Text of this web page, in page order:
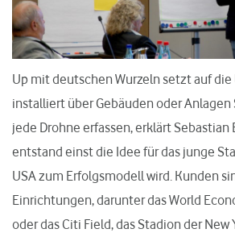
Up mit deutschen Wurzeln setzt auf
installiert über Gebäuden oder
jede Drohne erfassen, erklärt Sebastian
entstand einst die Idee für das junge
USA zum Erfolgsmodell wird. Kunden
Einrichtungen, darunter das World
oder das Citi Field, das Stadion der New